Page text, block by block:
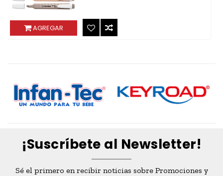
AGREGAR
¡Suscríbete al Newsletter!
Sé el primero en recibir noticias sobre Promociones y